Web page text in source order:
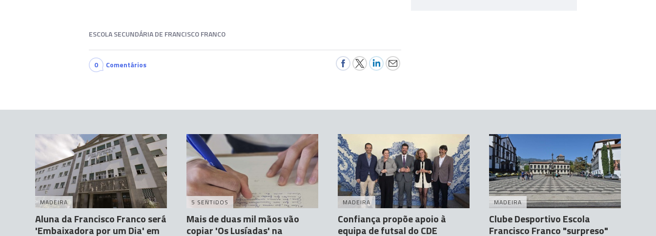
ESCOLA SECUNDÁRIA DE FRANCISCO FRANCO
0 Comentários
MADEIRA
Aluna da Francisco Franco será
'Embaixadora por um Dia' em
5 SENTIDOS
Mais de duas mil mãos vão
copiar 'Os Lusíadas' na
MADEIRA
Confiança propõe apoio à
equipa de futsal do CDE
MADEIRA
Clube Desportivo Escola
Francisco Franco "surpreso"